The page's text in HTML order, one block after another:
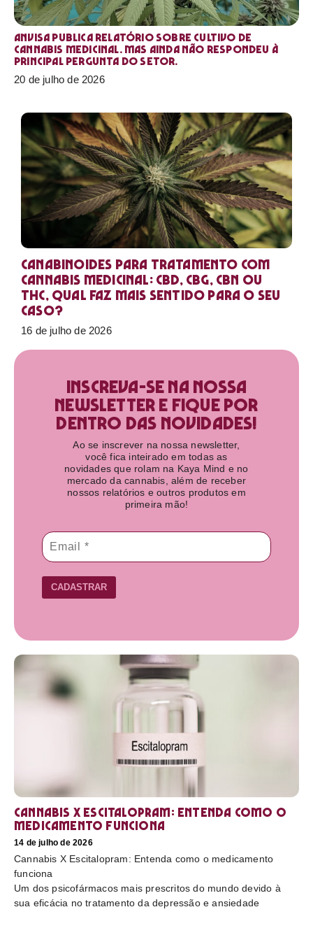
Anvisa publica relatório sobre cultivo de
Cannabis medicinal. Mas ainda não respondeu à
principal pergunta do setor.
20 de julho de 2026
Canabinoides para tratamento com
cannabis medicinal: CBD, CBG, CBN ou
THC, qual faz mais sentido para o seu
caso?
16 de julho de 2026
Inscreva-se na nossa
newsletter e fique por
dentro das novidades!​
Ao se inscrever na nossa newsletter,
você fica inteirado em todas as
novidades que rolam na Kaya Mind e no
mercado da cannabis, além de receber
nossos relatórios e outros produtos em
primeira mão!
CADASTRAR
Cannabis X Escitalopram: Entenda como o
medicamento funciona
14 de julho de 2026
Cannabis X Escitalopram: Entenda como o medicamento
funciona
Um dos psicofármacos mais prescritos do mundo devido à
sua eficácia no tratamento da depressão e ansiedade